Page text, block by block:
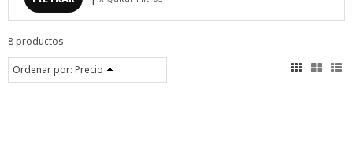
8 productos
Ordenar por: Precio